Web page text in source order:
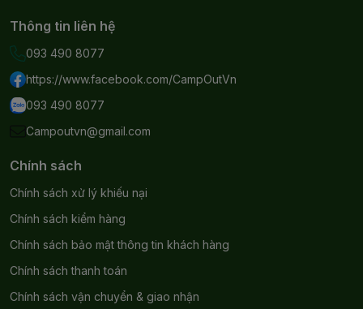
Màu: Khaki
Bảo hành: 1 tháng
Xuất xứ: Trung Quốc
Thông tin liên hệ
093 490 8077
https://www.facebook.com/CampOutVn
093 490 8077
Campoutvn@gmail.com
Chính sách
Chính sách xử lý khiếu nại
Chính sách kiểm hàng
Chính sách bảo mật thông tin khách hàng
Chính sách thanh toán
Chính sách vận chuyển & giao nhận